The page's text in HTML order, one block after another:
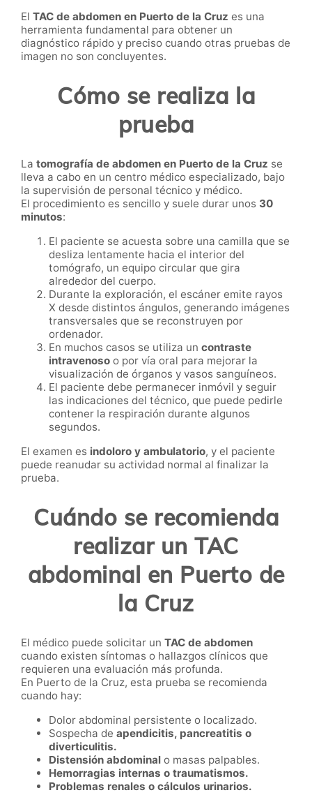
El TAC de abdomen en Puerto de la Cruz es una
herramienta fundamental para obtener un
diagnóstico rápido y preciso cuando otras pruebas de
imagen no son concluyentes.
Cómo se realiza la
prueba
La tomografía de abdomen en Puerto de la Cruz se
lleva a cabo en un centro médico especializado, bajo
la supervisión de personal técnico y médico.
El procedimiento es sencillo y suele durar unos 30
minutos:
El paciente se acuesta sobre una camilla que se
desliza lentamente hacia el interior del
tomógrafo, un equipo circular que gira
alrededor del cuerpo.
Durante la exploración, el escáner emite rayos
X desde distintos ángulos, generando imágenes
transversales que se reconstruyen por
ordenador.
En muchos casos se utiliza un contraste
intravenoso o por vía oral para mejorar la
visualización de órganos y vasos sanguíneos.
El paciente debe permanecer inmóvil y seguir
las indicaciones del técnico, que puede pedirle
contener la respiración durante algunos
segundos.
El examen es indoloro y ambulatorio, y el paciente
puede reanudar su actividad normal al finalizar la
prueba.
Cuándo se recomienda
realizar un TAC
abdominal en Puerto de
la Cruz
El médico puede solicitar un TAC de abdomen
cuando existen síntomas o hallazgos clínicos que
requieren una evaluación más profunda.
En Puerto de la Cruz, esta prueba se recomienda
cuando hay:
Dolor abdominal persistente o localizado.
Sospecha de apendicitis, pancreatitis o
diverticulitis.
Distensión abdominal o masas palpables.
Hemorragias internas o traumatismos.
Problemas renales o cálculos urinarios.